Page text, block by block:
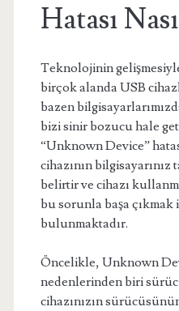
Hatası
Teknolojinin
birçok alanda USB
bazen
bizi sinir bozucu hale
“Unknown Device”
cihazının bilgisayarınız
belirtir ve cihazı
bu sorunla başa
bulunmaktadır.
Öncelikle, Unknown
nedenlerinden biri
cihazınızın